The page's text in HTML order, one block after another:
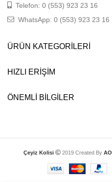
Telefon: 0 (553) 923 23 16
WhatsApp: 0 (553) 923 23 16
ÜRÜN KATEGORILERI
HIZLI ERIŞIM
ÖNEMLI BILGILER
Çeyiz Kolisi 2019 Created By